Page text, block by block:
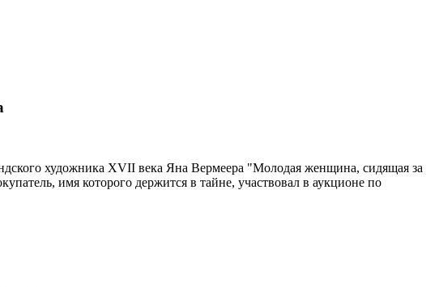
художника XVII века Яна Вермеера "Молодая женщина, сидящая за
имя которого держится в тайне, участвовал в аукционе по